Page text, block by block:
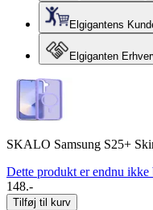
Elgigantens
Elgiganten
SKALO Samsung S25+
Dette produkt er endnu ikke
148.-
Tilføj til kurv